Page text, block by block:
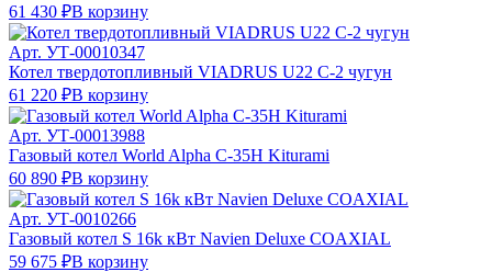
61 430 ₽В корзину
Арт. УТ-00010347
Котел твердотопливный VIADRUS U22 C-2 чугун
61 220 ₽В корзину
Арт. УТ-00013988
Газовый котел World Alpha C-35H Kiturami
60 890 ₽В корзину
Арт. УТ-0010266
Газовый котел S 16k кВт Navien Deluxe COAXIAL
59 675 ₽В корзину